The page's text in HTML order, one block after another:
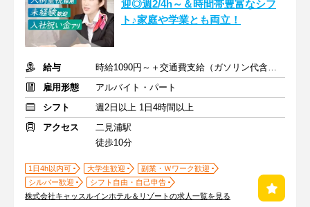
迎◎週2/4h～＆時間帯豊富なシフ
ト♪家庭や学業とも両立！
給与
時給1090円～＋交通費支給（ガソリン代含む）
雇用形態
アルバイト・パート
シフト
週2日以上 1日4時間以上
アクセス
二見浦駅
徒歩10分
1日4h以内可 大学生歓迎
副業・Ｗワーク歓迎
シルバー歓迎
シフト自由・自己申告
株式会社キャッスルインホテル＆リゾートの求人一覧を見る